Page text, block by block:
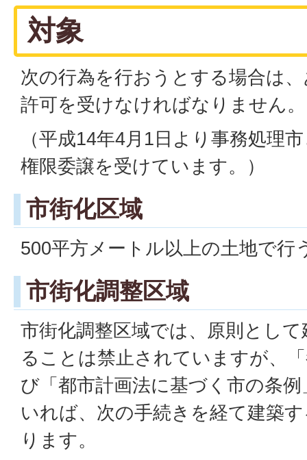
対象
次の行為を行おうとする場合は
許可を受けなければなりません。
（平成14年4月1日より事務処理
権限委譲を受けています。）
市街化区域
500平方メートル以上の土地で行
市街化調整区域
市街化調整区域では、原則とし
ることは禁止されていますが、
び「都市計画法に基づく市の条
いれば、次の手続きを経て建築
ります。